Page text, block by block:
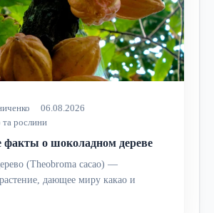
06.08.2026
та рослини
факты о шоколадном дереве
(Theobroma cacao) —
дающее миру какао и